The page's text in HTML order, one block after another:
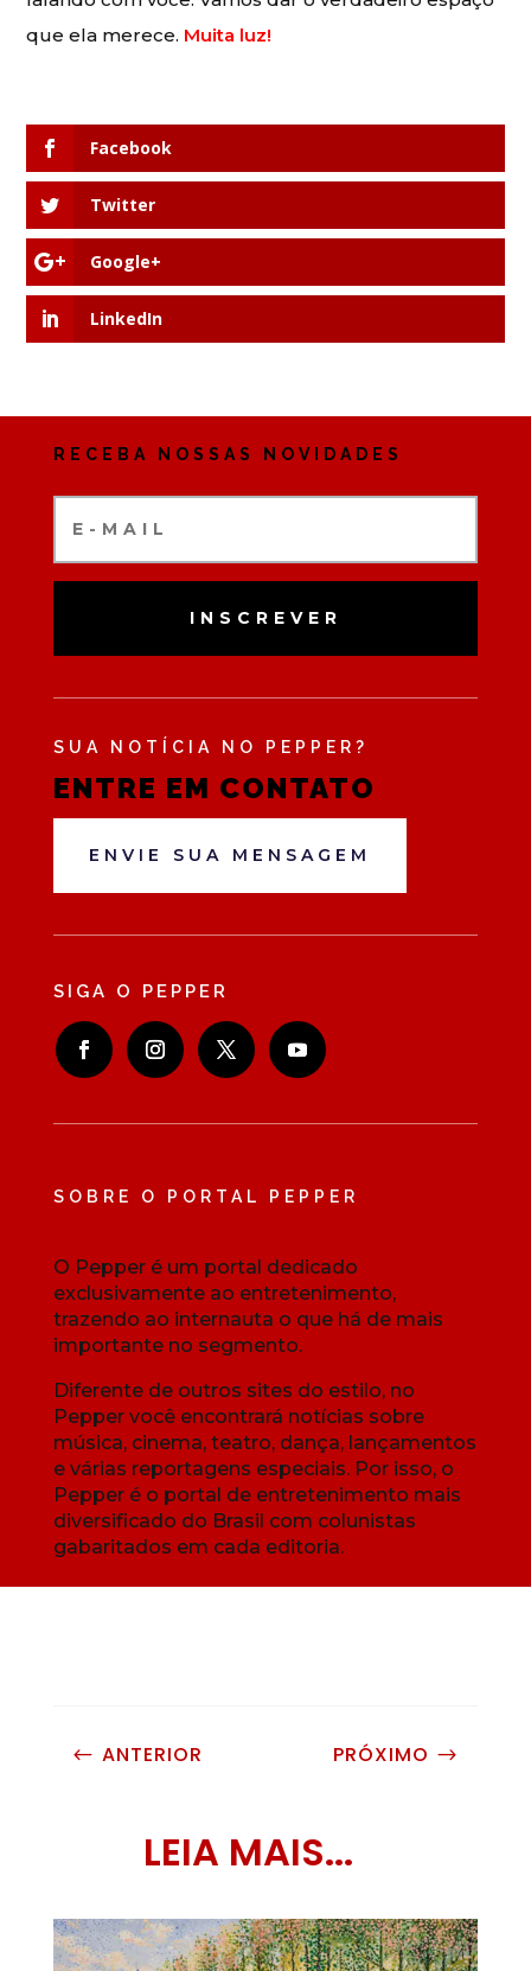
que ela merece. Muita luz!
Facebook
Twitter
Google+
LinkedIn
RECEBA NOSSAS NOVIDADES
INSCREVER
SUA NOTÍCIA NO PEPPER?
ENTRE EM CONTATO
ENVIE SUA MENSAGEM
SIGA O PEPPER
SOBRE O PORTAL PEPPER
O Pepper é um portal dedicado
exclusivamente ao entretenimento,
trazendo ao internauta o que há de mais
importante no segmento.
Diferente de outros sites do estilo, no
Pepper você encontrará notícias sobre
música, cinema, teatro, dança, lançamentos
e várias reportagens especiais. Por isso, o
Pepper é o portal de entretenimento mais
diversificado do Brasil com colunistas
gabaritados em cada editoria.
# ANTERIOR PRÓXIMO $
LEIA MAIS...